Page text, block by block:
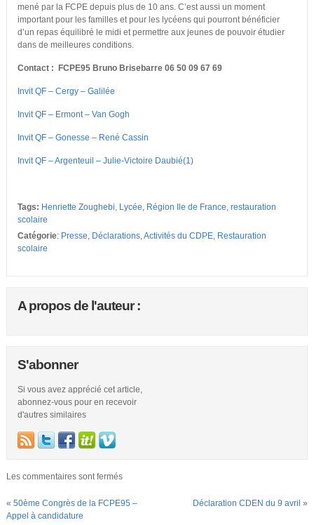
mené par la FCPE depuis plus de 10 ans. C’est aussi un moment
important pour les familles et pour les lycéens qui pourront bénéficier
d’un repas équilibré le midi et permettre aux jeunes de pouvoir étudier
dans de meilleures conditions.
Contact : FCPE95 Bruno Brisebarre 06 50 09 67 69
Invit QF – Cergy – Galilée
Invit QF – Ermont – Van Gogh
Invit QF – Gonesse – René Cassin
Invit QF – Argenteuil – Julie-Victoire Daubié(1)
Tags: Henriette Zoughebi, Lycée, Région Ile de France, restauration
scolaire
Catégorie: Presse, Déclarations,Activités du CDPE, Restauration
scolaire
A propos de l'auteur :
S'abonner
Si vous avez apprécié cet article,
abonnez-vous pour en recevoir
d'autres similaires
Les commentaires sont fermés
« 50ème Congrès de la FCPE95 –
Appel à candidature
Déclaration CDEN du 9 avril »